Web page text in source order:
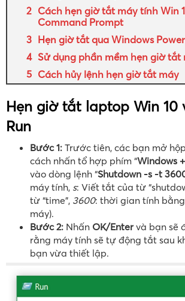
Cách hẹn giờ tắt máy tính Win
Command Prompt
Hẹn giờ tắt qua Windows
Sử dụng phần mềm hẹn giờ tắt
Cách hủy lệnh hẹn giờ tắt máy
Hẹn giờ tắt laptop Win 10
Run
Bước 1: Trước tiên, các bạn mở
cách nhấn tổ hợp phím “Windows
vào dòng lệnh “Shutdown -s -t
máy tính, s: Viết tắt của từ
từ “time”, 3600: thời gian tính
máy).
Bước 2: Nhấn OK/Enter và bạn sẽ
rằng máy tính sẽ tự động tắt sau
bạn vừa thiết lập.